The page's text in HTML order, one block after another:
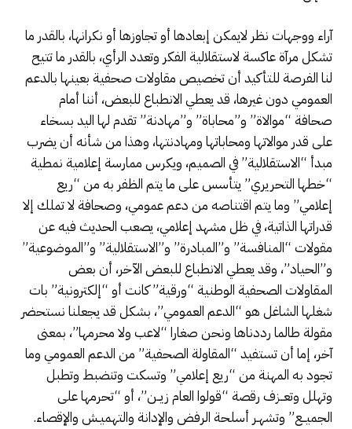
آراء ووجهات نظر لايمكن إبعادها أو تجاوزها أو نكرانها، بالقدر ما
تشكل مرآة عاكسة لاستقلالية الفكر وتعدد الرأي، بالقدر ما تتيح
لنا الفرصة للتأكيد أن تخصيص مقاولات صحفية بعينها بالدعم
العمومي دون غيرها، قد يعطي الانطباع للبعض، أننا أمام
صحافة “موالاة” و”محاباة” و”مهادنة” تقدم لها اليد بسخاء
على قدر موالاتها ومحاباتها ومهادنتها، وهذا من شأنه أن يضرب
مبدأ “الاستقلالية” في الصميم، ويكرس ممارسة إعلامية نمطية
“خطها التحريري” يتأسس على ما يتم الظفر به من “ريع
إعلامي” وما يتم اقتناصه من دعم عمومي، وصحافة لا تملك إلا
قدراتها الذاتية، في ظل مشهد إعلامي، يصعب الحديث فيه عن
مقولات “المنافسة” و”المبادرة” و”الاستقلالية” و”الموضوعية”
و”الحياد”، وقد يعطي الانطباع للبعض الآخر، أن بعض
المقاولات الصحفية الوطنية “ورقية” كانت أو “إلكترونية” بات
شغلها الشاغل هو “الدعم العمومي”، بشكل قد يجعلنا نستحضر
مقولة طالما رددناها ونحن صغارا “لاعب ولا محرمها”، بمعنى
آخر، إما أن تستفيد “المقاولة الصحفية” من الدعم العمومي وما
تجود به المهنة من “ريع إعلامي” وتسكت وتنضبط وتطبل
وتهلل وتعــزف رقصة “قولوا العام زيــن”، أو “تحرمها على
الجميــع” وتشهـر أسلحة الرفض والإدانة والتهميـش والإقصاء.